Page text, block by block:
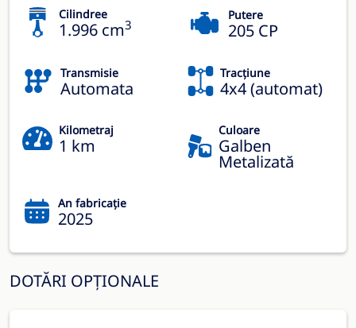
Cilindree
1.996 cm3
Putere
205 CP
Transmisie
Automata
Tracțiune
4x4 (automat)
Kilometraj
1 km
Culoare
Galben
Metalizată
An fabricație
2025
DOTĂRI OPȚIONALE